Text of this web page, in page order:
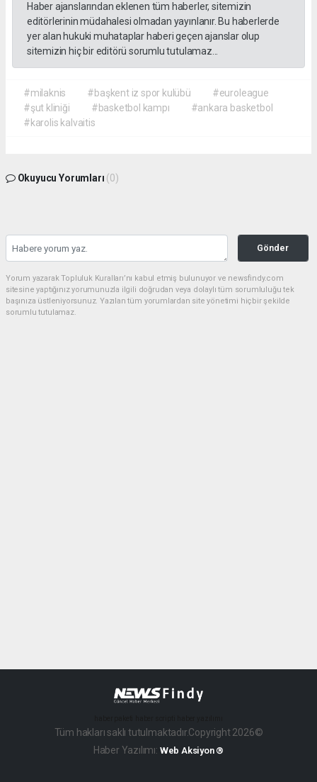
Haber ajanslarından eklenen tüm haberler, sitemizin
editörlerinin müdahalesi olmadan yayınlanır. Bu haberlerde
yer alan hukuki muhataplar haberi geçen ajanslar olup
sitemizin hiç bir editörü sorumlu tutulamaz...
#milaknis #başkent iz spor kulübü
#euroleague
#şut kliniği
#basketbol kampı
#ankara basketbol
#karolis kalvaitis
Okuyucu Yorumları (0)
Gönder
Yorum yazarak Topluluk Kuralları’nı kabul etmiş bulunuyor ve newsfindy.com
sitesine yaptığınız yorumunuzla ilgili doğrudan veya dolaylı tüm sorumluluğu tek
başınıza üstleniyorsunuz. Yazılan tüm yorumlardan site yönetimi hiçbir şekilde
sorumlu tutulamaz.
Tüm hakları saklı tutulmaktadır.Copyright 2026©
Haber Yazılımı: Web Aksiyon ®